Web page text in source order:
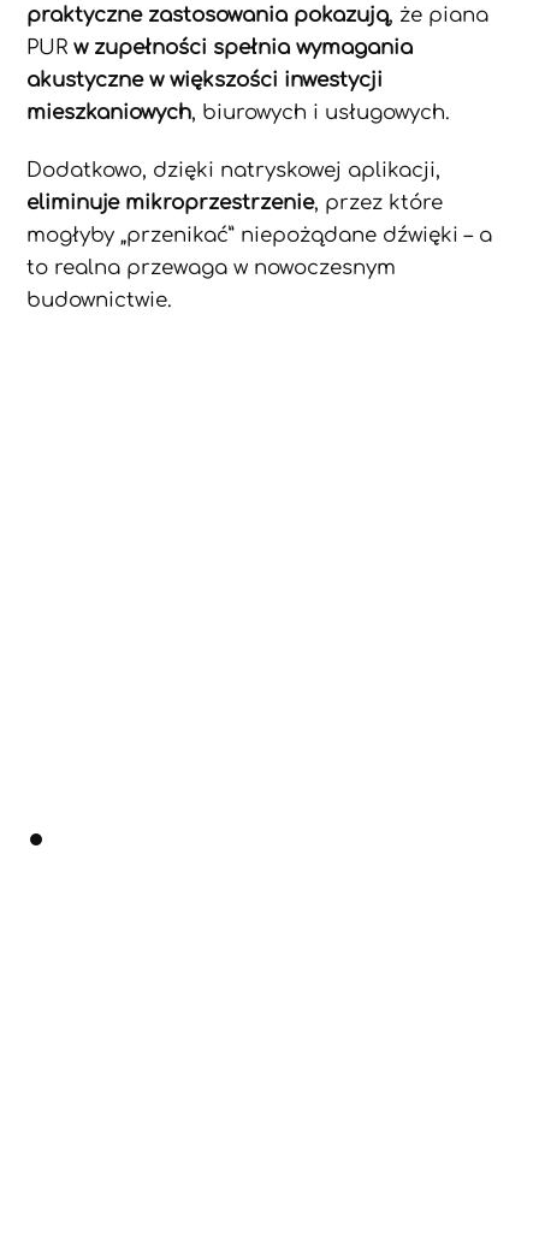
praktyczne zastosowania pokazują, że piana
PURw zupełności spełnia wymagania
akustyczne w większości inwestycji
mieszkaniowych, biurowych i usługowych.
Dodatkowo, dzięki natryskowej aplikacji,
eliminuje mikroprzestrzenie, przez które
mogłyby „przenikać” niepożądane dźwięki – a
to realna przewaga w nowoczesnym
budownictwie.